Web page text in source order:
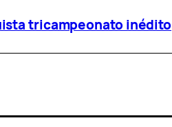
tricampeonato inédito